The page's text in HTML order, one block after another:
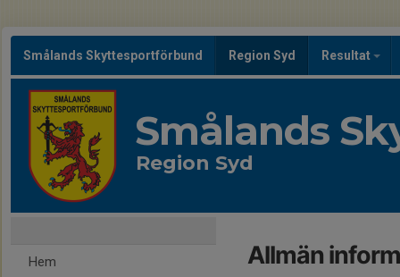
Smålands Skyttesportförbund Region Syd Resultat
Smålands
Region Syd
Hem Allmän